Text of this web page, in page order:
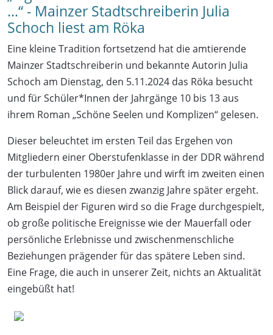
…“ - Mainzer Stadtschreiberin Julia
Schoch liest am Röka
Eine kleine Tradition fortsetzend hat die amtierende
Mainzer Stadtschreiberin und bekannte Autorin Julia
Schoch am Dienstag, den 5.11.2024 das Röka besucht
und für Schüler*Innen der Jahrgänge 10 bis 13 aus
ihrem Roman „Schöne Seelen und Komplizen“ gelesen.
Dieser beleuchtet im ersten Teil das Ergehen von
Mitgliedern einer Oberstufenklasse in der DDR während
der turbulenten 1980er Jahre und wirft im zweiten einen
Blick darauf, wie es diesen zwanzig Jahre später ergeht.
Am Beispiel der Figuren wird so die Frage durchgespielt,
ob große politische Ereignisse wie der Mauerfall oder
persönliche Erlebnisse und zwischenmenschliche
Beziehungen prägender für das spätere Leben sind.
Eine Frage, die auch in unserer Zeit, nichts an Aktualität
eingebüßt hat!